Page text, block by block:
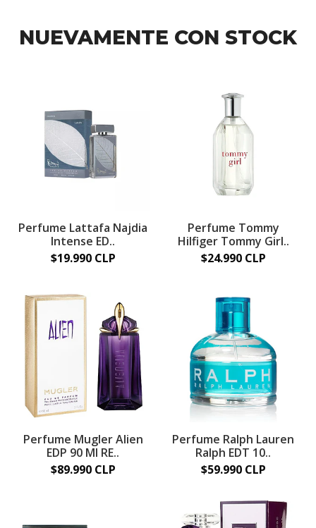
NUEVAMENTE CON STOCK
Perfume Lattafa Najdia
Intense ED..
$19.990 CLP
Perfume Tommy
Hilfiger Tommy Girl..
$24.990 CLP
Perfume Mugler Alien
EDP 90 Ml RE..
$89.990 CLP
Perfume Ralph Lauren
Ralph EDT 10..
$59.990 CLP